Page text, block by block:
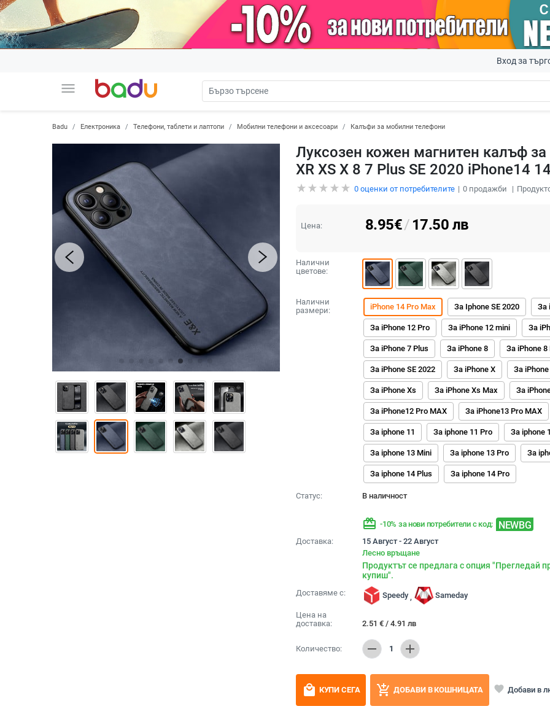
menu
Вход за
Badu Електроника Телефони, таблети и лаптопи Мобилни телефони и аксесоари Калъфи за мобилни телефони
Луксозен кожен магнитен калъф
XR XS X 8 7 Plus SE 2020 iPhone14
0оценки от потребителите 0продажби
Цена: 8.95€/ 17.50 лв
Налични
цветове:
Налични
размери:
iPhone 14 Pro Max За Iphone SE 2020 За
За iPhone 12 Pro За iPhone 12 mini За
За iPhone 7 Plus За iPhone 8 За iPhone 8
За iPhone SE 2022 За iPhone X За iPhone
За iPhone Xs За iPhone Xs Max За
За iPhone12 Pro MAX За iPhone13 Pro MAX
За iphone 11 За iphone 11 Pro За iphone
За iphone 13 Mini За iphone 13 Pro За
За iphone 14 Plus За iphone 14 Pro
Статус: В наличност
redeem -10% за нови потребители с код: NEWBG
Доставка:
15 Август - 22 Август
Лесно връщане
Продуктът се предлага с опция "Прегледай
купиш".
Доставяме с: Speedy , Sameday
Цена на
доставка:
2.51 € / 4.91 лв
Количество: remove 1 add
local_mall КУПИ СЕГА add_shopping_cart ДОБАВИ В КОШНИЦАТА favorite Добави в